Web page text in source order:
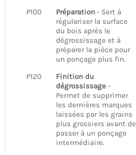
P100 Préparation- Sert à
régulariser la surface
du bois après le
dégrossissage et à
préparer la pièce pour
un ponçage plus fin.
P120
Finition du
dégrossissage-
Permet de supprimer
les dernières marques
laissées par les grains
plus grossiers avant de
passer à un ponçage
intermédiaire.